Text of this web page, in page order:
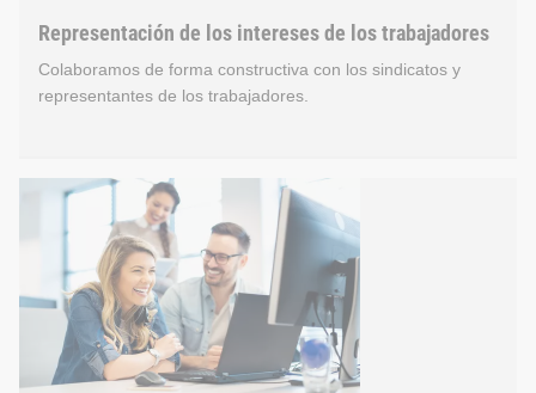
ESRS S1 - 6 Rotación de empleados
Número de empleados que dejan la empresa [#]
Tasa de rotación de empleados [%]
Representación de los intereses de los trabajadores
Colaboramos de forma constructiva con los sindicatos y
representantes de los trabajadores.
Representación de los
Nuestros trabajadores tienen derecho a organizarse en